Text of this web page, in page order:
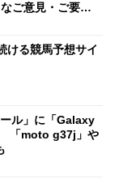
なご意見・ご要望
ける競馬予想サイ
ル」に「Galaxy
「moto g37j」や